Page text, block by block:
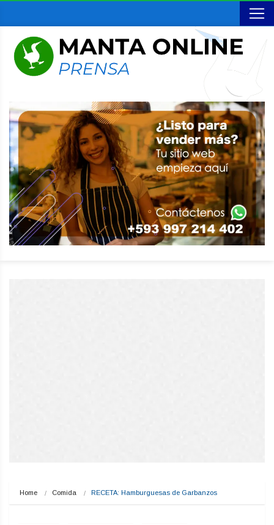
Home Comida RECETA: Hamburguesas de Garbanzos